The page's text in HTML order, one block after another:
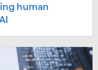
human